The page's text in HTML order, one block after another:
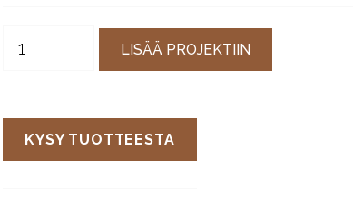
LISÄÄ PROJEKTIIN
KYSY TUOTTEESTA